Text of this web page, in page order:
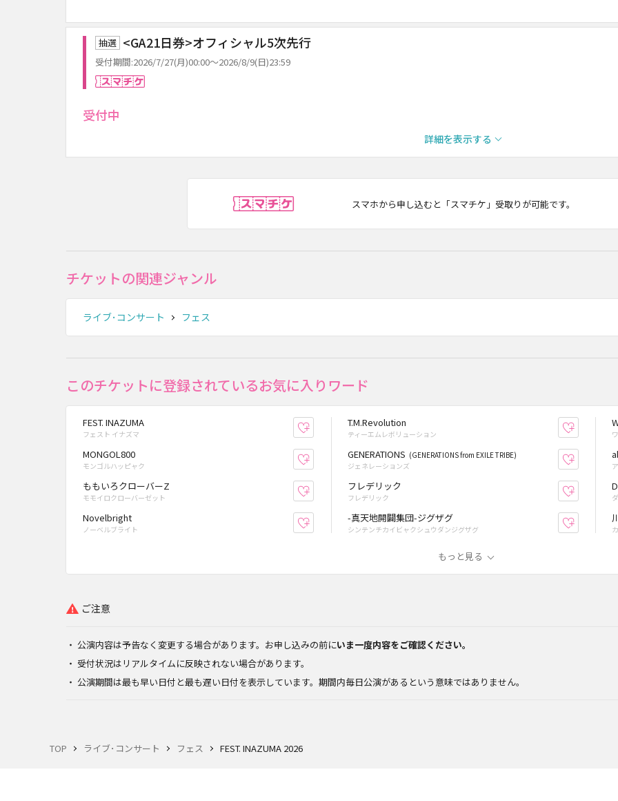
TOP ライブ･コンサート フェス FEST. INAZUMA 2026
抽選 <GA21日券>オフィシャル5次先行
受付期間:2026/7/27(月)00:00～2026/8/9(日)23:59
受付中
詳細を表示する
スマホから申し込むと「スマチケ」受取りが可能です。
チケットの関連ジャンル
ライブ･コンサート フェス
このチケットに登録されているお気に入りワード
FEST. INAZUMA
フェスト イナズマ お気に入り登録T.M.Revolution
ティーエムレボリューション お気に
MONGOL800
モンゴルハッピャク お気に入り登録GENERATIONS (GENERATIONS from EXILE TRIBE)
ジェネレーションズ
お気に
ももいろクローバーZ
モモイロクローバーゼット お気に入り登録フレデリック
フレデリック お気に
Novelbright
ノーベルブライト お気に入り登録-真天地開闢集団-ジグザグ
シンテンチカイビャクシュウダンジグザグ お気に
もっと見る
ご注意
公演内容は予告なく変更する場合があります。お申し込みの前にいま一度内容をご確認ください。
受付状況はリアルタイムに反映されない場合があります。
公演期間は最も早い日付と最も遅い日付を表示しています。期間内毎日公演があるという意味ではありません。